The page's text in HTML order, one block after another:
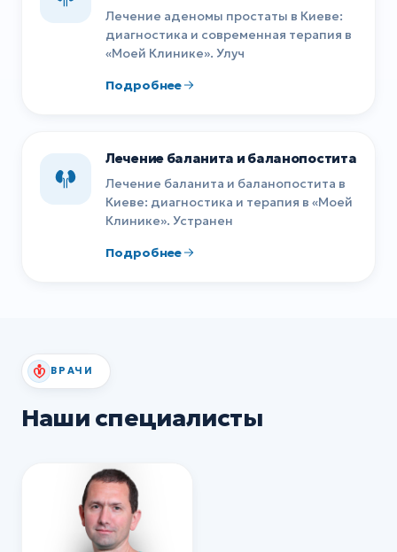
Лечение аденомы простаты в Киеве:
диагностика и современная терапия в
«Моей Клинике». Улуч
Подробнее
Лечение баланита и баланопостита
Лечение баланита и баланопостита в
Киеве: диагностика и терапия в «Моей
Клинике». Устранен
Подробнее
ВРАЧИ
Наши специалисты